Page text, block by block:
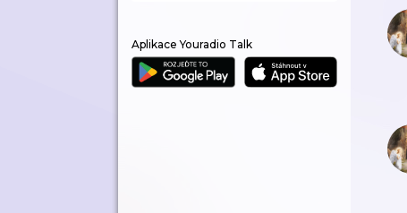
Aplikace Youradio Talk